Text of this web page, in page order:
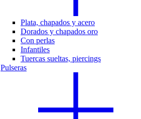
Plata, chapados y acero
Dorados y chapados oro
Con perlas
Infantiles
Tuercas sueltas, piercings
Pulseras